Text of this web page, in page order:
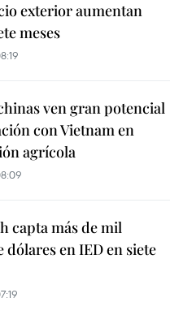
exterior aumentan
meses
ven gran potencial
con Vietnam en
agrícola
capta más de mil
dólares en IED en siete